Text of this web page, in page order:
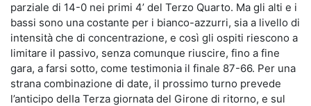
parziale di 14-0 nei primi 4’ del Terzo Quarto. Ma gli alti e i
bassi sono una costante per i bianco-azzurri, sia a livello di
intensità che di concentrazione, e così gli ospiti riescono a
limitare il passivo, senza comunque riuscire, fino a fine
gara, a farsi sotto, come testimonia il finale 87-66. Per una
strana combinazione di date, il prossimo turno prevede
l’anticipo delIa Terza giornata del Girone di ritorno, e sul